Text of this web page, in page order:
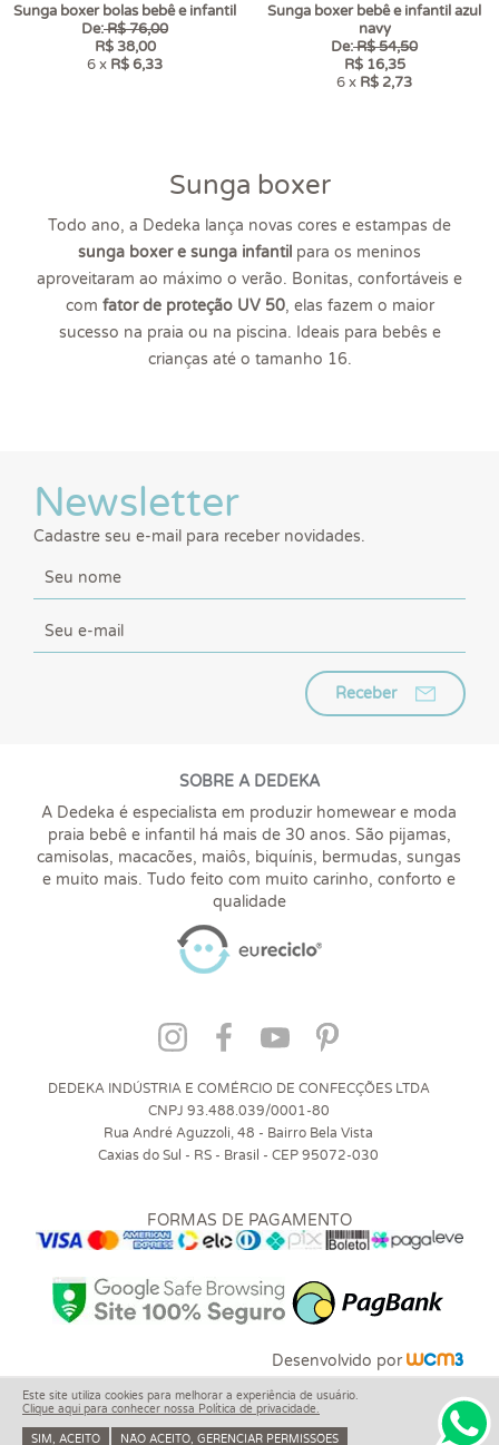
Sunga boxer bolas bebê e infantil
De:R$ 76,00
R$ 38,00
6 x R$ 6,33
Sunga boxer bebê e infantil azul
navy
De:R$ 54,50
R$ 16,35
6 x R$ 2,73
Sunga boxer
Todo ano, a Dedeka lança novas cores e estampas de
sunga boxer e sunga infantil para os meninos
aproveitaram ao máximo o verão. Bonitas, confortáveis e
com fator de proteção UV 50, elas fazem o maior
sucesso na praia ou na piscina. Ideais para bebês e
crianças até o tamanho 16.
Newsletter
Cadastre seu e-mail para receber novidades.
Receber
SOBRE A DEDEKA
A Dedeka é especialista em produzir homewear e moda
praia bebê e infantil há mais de 30 anos. São pijamas,
camisolas, macacões, maiôs, biquínis, bermudas, sungas
e muito mais. Tudo feito com muito carinho, conforto e
qualidade
DEDEKA INDÚSTRIA E COMÉRCIO DE CONFECÇÕES LTDA
CNPJ 93.488.039/0001-80
Rua André Aguzzoli, 48 - Bairro Bela Vista
Caxias do Sul - RS - Brasil - CEP 95072-030
FORMAS DE PAGAMENTO
Desenvolvido por
Este site utiliza cookies para melhorar a experiência de usuário.
Clique aqui para conhecer nossa Política de privacidade.
SIM, ACEITO NÃO ACEITO, GERENCIAR PERMISSÕES